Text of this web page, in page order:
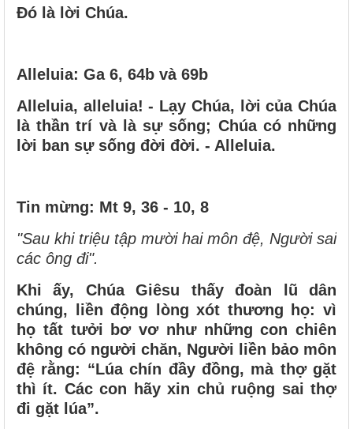
Ðó là lời Chúa.
Alleluia: Ga 6, 64b và 69b
Alleluia, alleluia! - Lạy Chúa, lời của Chúa
là thần trí và là sự sống; Chúa có những
lời ban sự sống đời đời. - Alleluia.
Tin mừng: Mt 9, 36 - 10, 8
"Sau khi triệu tập mười hai môn đệ, Người sai
các ông đi".
Khi ấy, Chúa Giêsu thấy đoàn lũ dân
chúng, liền động lòng xót thương họ: vì
họ tất tưởi bơ vơ như những con chiên
không có người chăn, Người liền bảo môn
đệ rằng: “Lúa chín đầy đồng, mà thợ gặt
thì ít. Các con hãy xin chủ ruộng sai thợ
đi gặt lúa”.